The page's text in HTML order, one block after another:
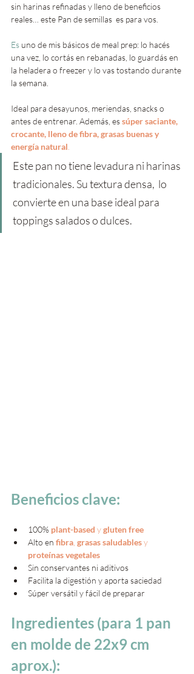
sin harinas refinadas y lleno de beneficios
reales… este Pan de semillas  es para vos.
Es uno de mis básicos de meal prep: lo hacés
una vez, lo cortás en rebanadas, lo guardás en
la heladera o freezer y lo vas tostando durante
la semana.
Ideal para desayunos, meriendas, snacks o
antes de entrenar. Además, es súper saciante,
crocante, lleno de fibra, grasas buenas y
energía natural
Este pan no tiene levadura ni harinas
tradicionales. Su textura densa,  lo
convierte en una base ideal para
toppings salados o dulces.
Beneficios clave:
100% plant-based y gluten free
Alto en fibra grasas saludables y
proteínas vegetales
Sin conservantes ni aditivos
Facilita la digestión y aporta saciedad
Súper versátil y fácil de preparar
Ingredientes (para 1 pan
en molde de 22x9 cm
aprox.):